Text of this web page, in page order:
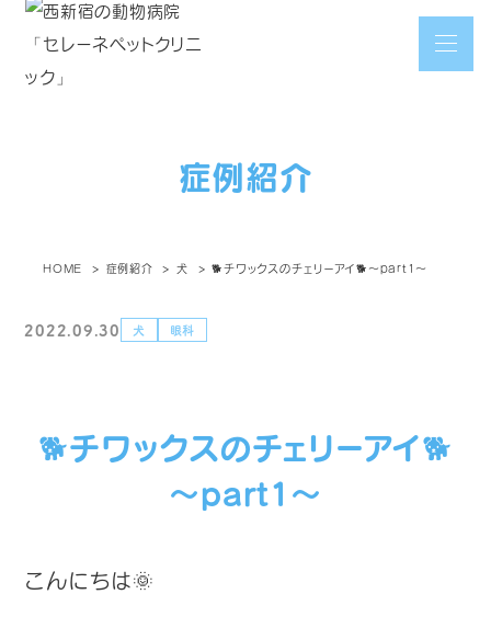
症例紹介
HOME 症例紹介 犬 🐕チワックスのチェリーアイ🐕～part1～
2022.09.30 犬 眼科
🐕チワックスのチェリーアイ🐕
～part1～
こんにちは🌞